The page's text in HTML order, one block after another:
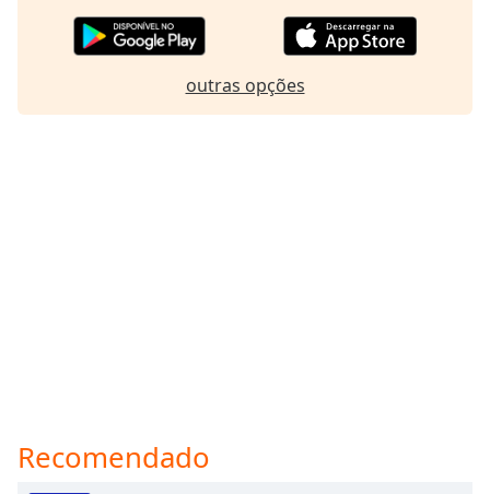
outras opções
Recomendado